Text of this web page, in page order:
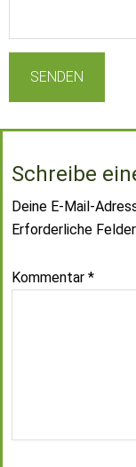
Schreibe
Deine E-Mail-
Erforderliche
Kommentar *